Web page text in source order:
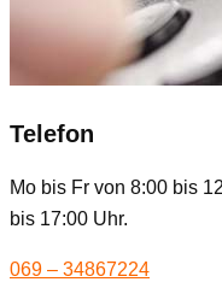
Telefon
Mo bis Fr von 8:00 bis
bis 17:00 Uhr.
069 – 34867224